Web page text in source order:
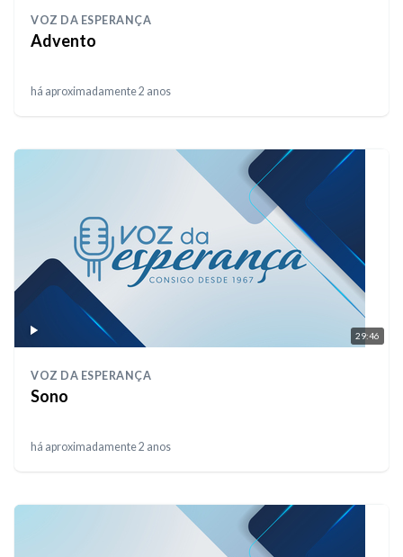
VOZ DA ESPERANÇA
Advento
há aproximadamente 2 anos
29:46
VOZ DA ESPERANÇA
Sono
há aproximadamente 2 anos